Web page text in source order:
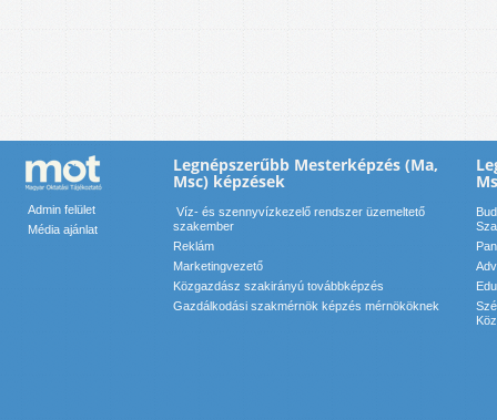
Admin felület
Média ajánlat
Legnépszerűbb Mesterképzés (Ma,
Msc) képzések
Víz- és szennyvízkezelő rendszer üzemeltető
szakember
Reklám
Marketingvezető
Közgazdász szakirányú továbbképzés
Gazdálkodási szakmérnök képzés mérnököknek